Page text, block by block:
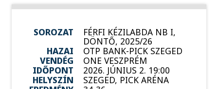
SOROZAT FÉRFI KÉZILABDA NB I,
DÖNTŐ, 2025/26
HAZAI
OTP BANK-PICK SZEGED
VENDÉG
ONE VESZPRÉM
IDŐPONT
2026. JÚNIUS 2. 19:00
HELYSZÍN
SZEGED, PICK ARÉNA